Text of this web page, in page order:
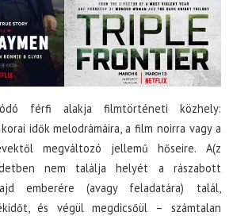
férfi alakja filmtörténeti közhely:
idők melodrámáira, a film noirra vagy a
megváltozó jellemű hőseire. A(z
nem találja helyét a rászabott
emberére (avagy feladatára) talál,
és végül megdicsőül – számtalan